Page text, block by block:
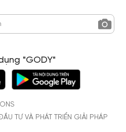
"GODY"
TƯ VÀ PHÁT TRIỂN GIẢI PHÁP